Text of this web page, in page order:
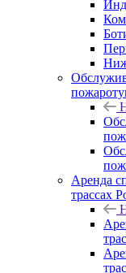
Аренда
трассах